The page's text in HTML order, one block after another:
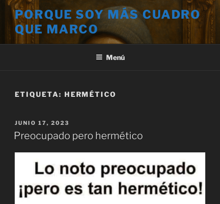
Saltar
contenido
PORQUE SOY MÁS CUADRO
QUE MARCO
Menú
ETIQUETA: HERMÉTICO
PUBLICADO
EL
JUNIO 17, 2023
Preocupado pero hermético